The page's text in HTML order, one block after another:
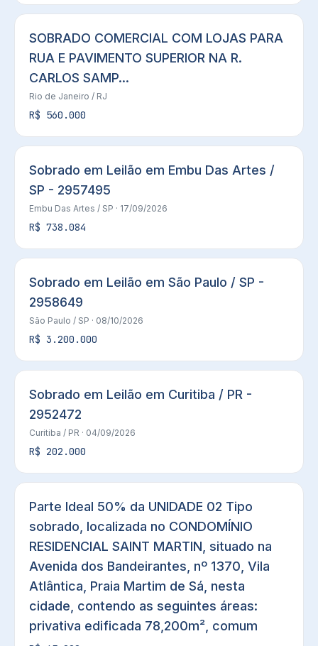
SOBRADO COMERCIAL COM LOJAS PARA
RUA E PAVIMENTO SUPERIOR NA R.
CARLOS SAMP...
Rio de Janeiro / RJ
R$ 560.000
Sobrado em Leilão em Embu Das Artes /
SP - 2957495
Embu Das Artes / SP · 17/09/2026
R$ 738.084
Sobrado em Leilão em São Paulo / SP -
2958649
São Paulo / SP · 08/10/2026
R$ 3.200.000
Sobrado em Leilão em Curitiba / PR -
2952472
Curitiba / PR · 04/09/2026
R$ 202.000
Parte Ideal 50% da UNIDADE 02 Tipo
sobrado, localizada no CONDOMÍNIO
RESIDENCIAL SAINT MARTIN, situado na
Avenida dos Bandeirantes, nº 1370, Vila
Atlântica, Praia Martim de Sá, nesta
cidade, contendo as seguintes áreas:
privativa edificada 78,200m², comum